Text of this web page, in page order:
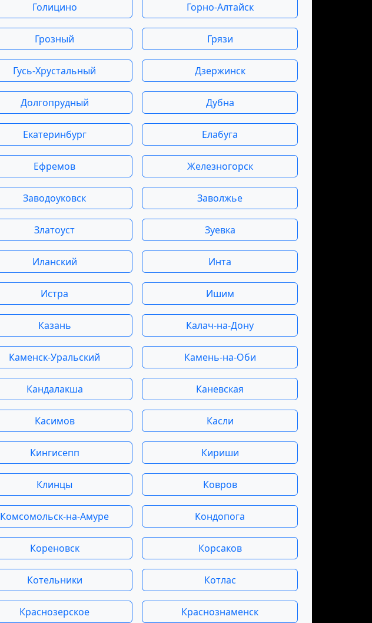
Голицино Горно-Алтайск
Грозный Грязи
Гусь-Хрустальный Дзержинск
Долгопрудный Дубна
Екатеринбург Елабуга
Ефремов Железногорск
Заводоуковск Заволжье
Златоуст Зуевка
Иланский Инта
Истра Ишим
Казань Калач-на-Дону
Каменск-Уральский Камень-на-Оби
Кандалакша Каневская
Касимов Касли
Кингисепп Кириши
Клинцы Ковров
Комсомольск-на-Амуре Кондопога
Кореновск Корсаков
Котельники Котлас
Краснозерское Краснознаменск